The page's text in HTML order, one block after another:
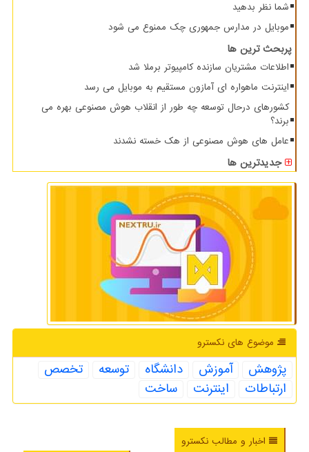
شما نظر بدهید
موبایل در مدارس جمهوری چک ممنوع می شود
پربحث ترین ها
اطلاعات مشتریان سازنده کامپیوتر برملا شد
اینترنت ماهواره ای آمازون مستقیم به موبایل می رسد
کشورهای درحال توسعه چه طور از انقلاب هوش مصنوعی بهره می
برند؟
عامل های هوش مصنوعی از هک خسته نشدند
جدیدترین ها
موضوع های نكسترو
پژوهش آموزش دانشگاه توسعه
تخصص
ارتباطات
اینترنت ساخت
اخبار و مطالب نکسترو